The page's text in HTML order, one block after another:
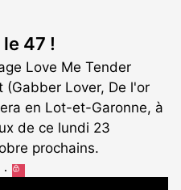
47 !
Love Me Tender
(Gabber Lover, De l'or
en Lot-et-Garonne, à
de ce lundi 23
prochains.
Cet